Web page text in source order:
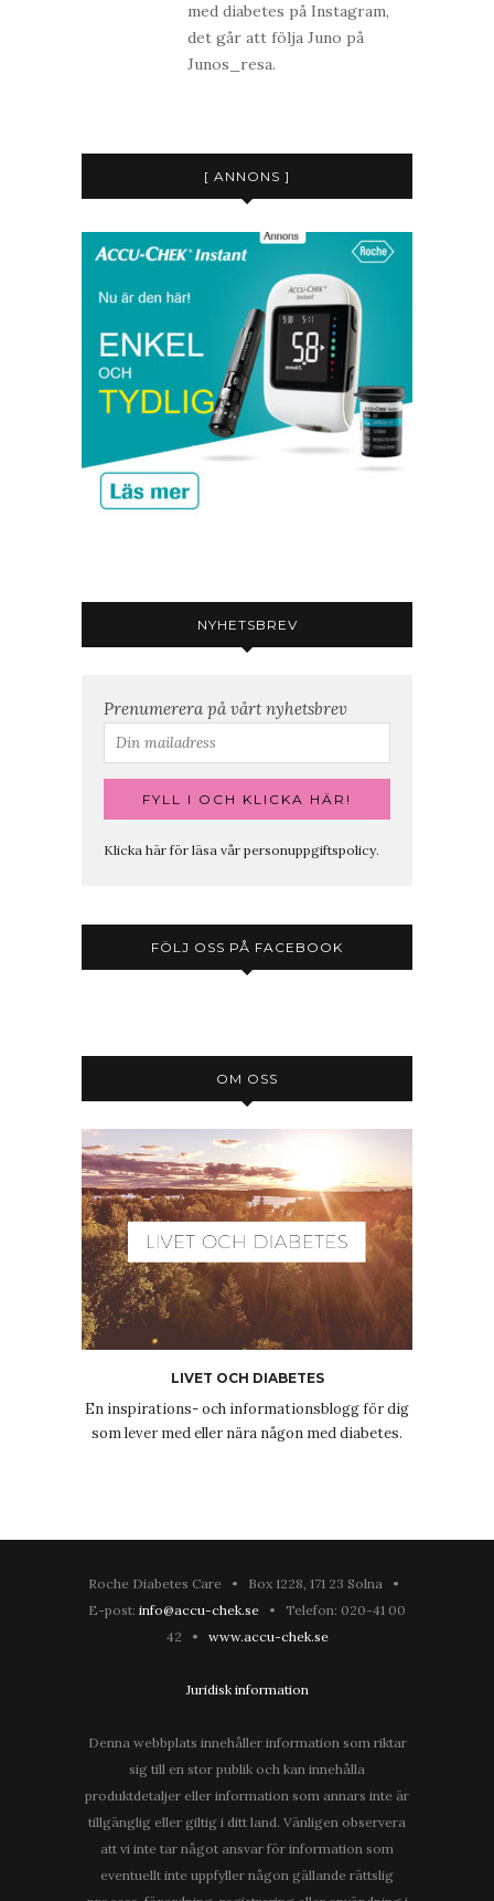
med diabetes på Instagram,
det går att följa Juno på
Junos_resa.
[ ANNONS ]
NYHETSBREV
Prenumerera på vårt nyhetsbrev
Klicka här för läsa vår personuppgiftspolicy.
FÖLJ OSS PÅ FACEBOOK
OM OSS
LIVET OCH DIABETES
En inspirations- och informationsblogg för dig
som lever med eller nära någon med diabetes.
Roche Diabetes Care • Box 1228, 171 23 Solna •
E-post: info@accu-chek.se • Telefon: 020-41 00
42 • www.accu-chek.se
Juridisk information
Denna webbplats innehåller information som riktar
sig till en stor publik och kan innehålla
produktdetaljer eller information som annars inte är
tillgänglig eller giltig i ditt land. Vänligen observera
att vi inte tar något ansvar för information som
eventuellt inte uppfyller någon gällande rättslig